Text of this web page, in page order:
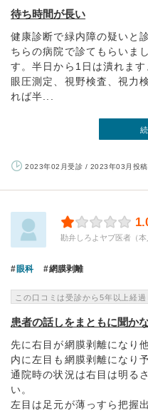
待ち時間が長い
健康診断で緑内障の疑いと
ちらの病院で診てもらいま
す。半日から1日は潰れます
眼圧測定、視野検査、視力
れば半...
2023年02月受診 / 2023年03月投稿
勘弁しろよヤブ医者（本
眼科 網膜剥離
この口コミは受診から5年以上経過
患者の話しをまともに聞かな
先に右目が網膜剥離になり
内に左目も網膜剥離になり
通院時の状況は右目は明る
い。
左目は足元が薄っすら把握